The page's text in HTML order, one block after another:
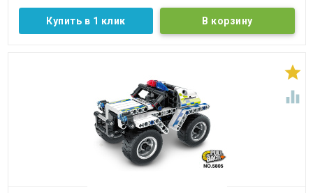
Купить в 1 клик

